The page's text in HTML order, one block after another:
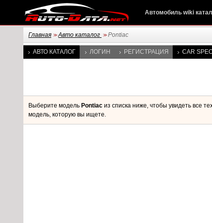
Автомобиль wiki
Главная >> Авто каталог >> Pontiac
АВТО КАТАЛОГ ЛОГИН РЕГИСТРАЦИЯ CAR
Выберите модель Pontiac из списка ниже, чтобы увидеть все
модель, которую вы ищете.